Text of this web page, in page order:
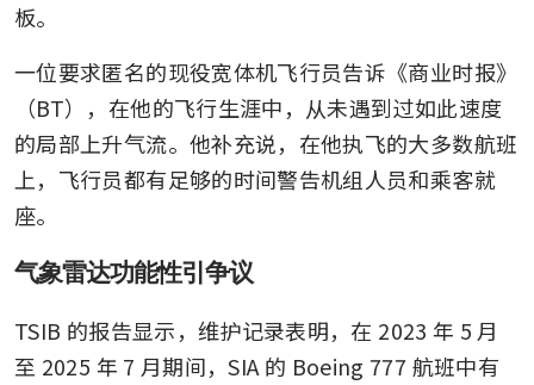
板。
一位要求匿名的现役宽体机飞行员告诉《商业时报》
（BT），在他的飞行生涯中，从未遇到过如此速度
的局部上升气流。他补充说，在他执飞的大多数航班
上，飞行员都有足够的时间警告机组人员和乘客就
座。
气象雷达功能性引争议
TSIB 的报告显示，维护记录表明，在 2023 年 5 月
至 2025 年 7 月期间，SIA 的 Boeing 777 航班中有